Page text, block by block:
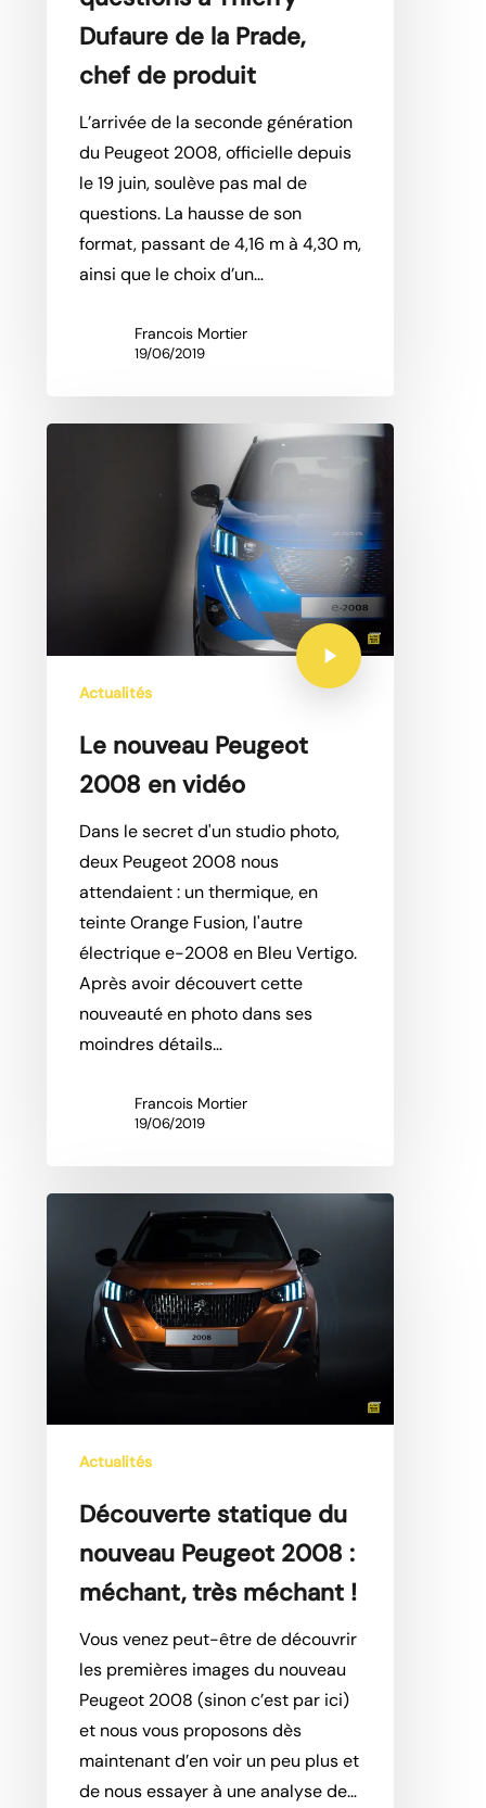
produitDufaure de la Prade,
chef de produit
L’arrivée de la seconde génération
du Peugeot 2008, officielle depuis
le 19 juin, soulève pas mal de
questions. La hausse de son
format, passant de 4,16 m à 4,30 m,
ainsi que le choix d’un…
Francois Mortier
19/06/2019
Actualités
Le nouveau Peugeot
2008 en vidéo
Dans le secret d'un studio photo,
deux Peugeot 2008 nous
attendaient : un thermique, en
teinte Orange Fusion, l'autre
électrique e-2008 en Bleu Vertigo.
Après avoir découvert cette
nouveauté en photo dans ses
moindres détails…
Francois Mortier
19/06/2019
Actualités
Découverte statique du
nouveau Peugeot 2008 :
méchant, très méchant !
Vous venez peut-être de découvrir
les premières images du nouveau
Peugeot 2008 (sinon c’est par ici)
et nous vous proposons dès
maintenant d’en voir un peu plus et
de nous essayer à une analyse de…